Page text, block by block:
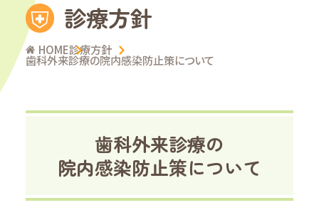
診療方針
HOME診療方針
歯科外来診療の院内感染防止策について
歯科外来診療の
院内感染防止策について